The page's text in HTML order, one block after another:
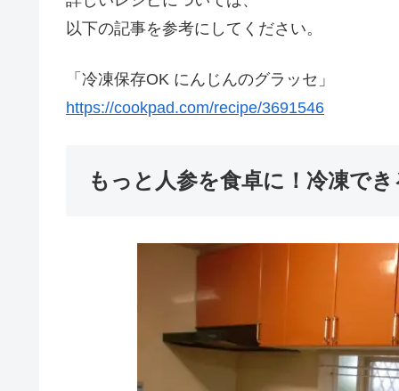
以下の記事を参考にしてください。
「冷凍保存OK にんじんのグラッセ」
https://cookpad.com/recipe/3691546
もっと人参を食卓に！冷凍で